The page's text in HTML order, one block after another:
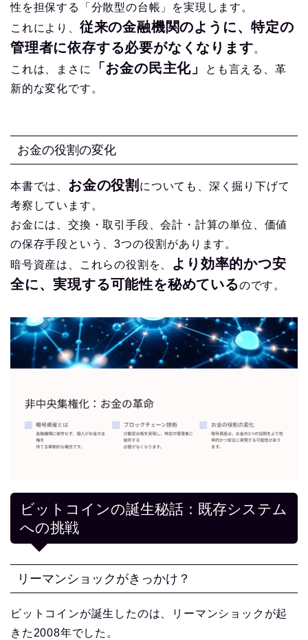
性を担保する「分散型の台帳」を実現します。
これにより、 従来の金融機関のように、特定の
管理者に依存する必要がなくなります。
これは、まさに
「お金の民主化」
とも言える、革
新的な変化です。
お金の役割の変化
本書では、 お金の役割 についても、深く掘り下げて
考察しています。
お金には、交換・取引手段、会計・計算の単位、価値
の保存手段という、3つの役割があります。
暗号資産は、これらの役割を、
より効率的かつ安
全に、実現する可能性を秘めているのです。
ビットコインの誕生秘話：既存システム
への挑戦
リーマンショックがきっかけ？
ビットコインが誕生したのは、リーマンショックが起
きた2008年でした。